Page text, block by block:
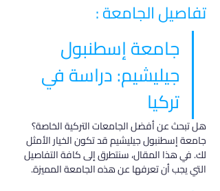
تفاصيل الجامعة :
جامعة إسطنبول
جيليشيم: دراسة في
تركيا
هل تبحث عن أفضل الجامعات التركية الخاصة؟
جامعة إسطنبول جيليشيم قد تكون الخيار الأمثل
لك. في هذا المقال، سنتطرق إلى كافة التفاصيل
التي يجب أن تعرفها عن هذه الجامعة المميزة.